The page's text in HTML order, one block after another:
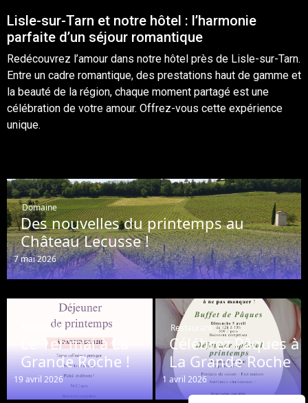
Lisle-sur-Tarn et notre hôtel : l’harmonie
parfaite d’un séjour romantique
Redécouvrez l’amour dans notre hôtel près de Lisle-sur-Tarn.
Entre un cadre romantique, des prestations haut de gamme et
la beauté de la région, chaque moment partagé est une
célébration de votre amour. Offrez-vous cette expérience
unique.
Domaine
Des nouvelles du printemps au
Château Lecusse !
7 mai 2026
Restaurant
Le 1er mai à La
Grande Roche !
19 avril 2026
Restaurant
Célébrez Pâques à
La Grande Roche
1 avril 2026